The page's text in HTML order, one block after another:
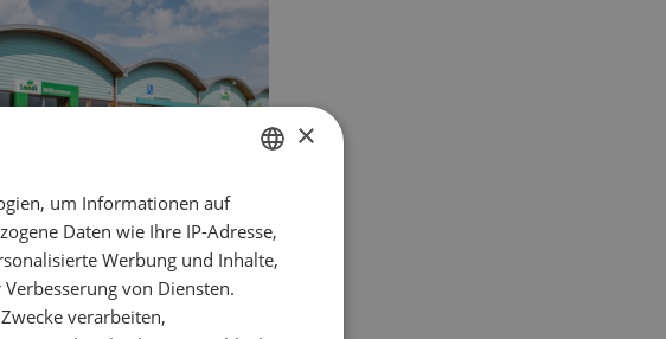
und gewinnt
FRENCH
×
um Informationen auf
Daten wie Ihre IP-Adresse,
Werbung und Inhalte,
von Diensten.
verarbeiten,